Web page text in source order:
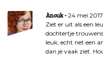
Anouk
24 mei
Ziet er uit als een
dochtertje
leuk, echt net een
dan je vaak ziet.